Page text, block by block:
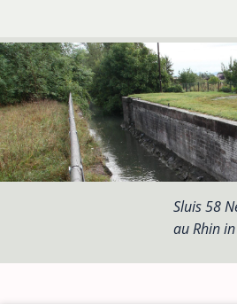
naar
de
inhoud
gaan
Sluis 58
au Rhin